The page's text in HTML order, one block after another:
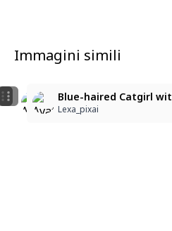
Immagini simili
Blue-Haired Catgirl
Lexa_pixai
Highest quality,
ましゅまろ
Blue-haired Catgirl
Lexa_pixai